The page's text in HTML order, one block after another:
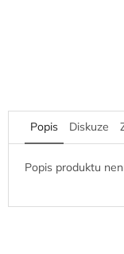
Popis Diskuze
Popis produktu